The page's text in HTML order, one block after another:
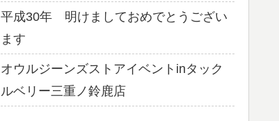
平成30年 明けましておめでとうござい
ます
オウルジーンズストアイベントinタック
ルベリー三重ノ鈴鹿店